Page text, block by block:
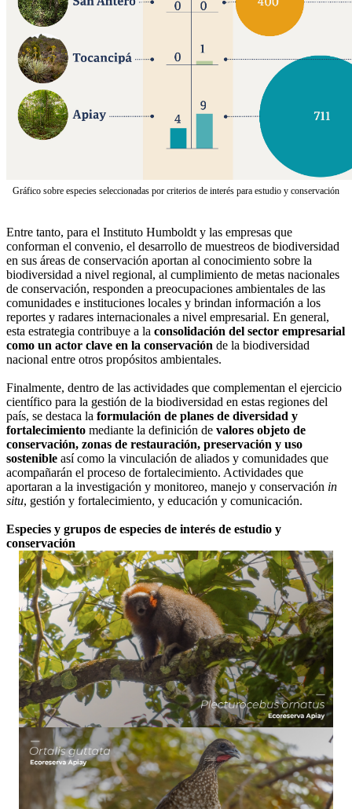
Gráfico sobre especies seleccionadas por criterios de interés para estudio y conservación
Entre tanto, para el Instituto Humboldt y las empresas que
conforman el convenio, el desarrollo de muestreos de biodiversidad
en sus áreas de conservación aportan al conocimiento sobre la
biodiversidad a nivel regional, al cumplimiento de metas nacionales
de conservación, responden a preocupaciones ambientales de las
comunidades e instituciones locales y brindan información a los
reportes y radares internacionales a nivel empresarial. En general,
esta estrategia contribuye a la consolidación del sector empresarial
como un actor clave en la conservación de la biodiversidad
nacional entre otros propósitos ambientales.
Finalmente, dentro de las actividades que complementan el ejercicio
científico para la gestión de la biodiversidad en estas regiones del
país, se destaca la formulación de planes de diversidad y
fortalecimiento mediante la definición de valores objeto de
conservación, zonas de restauración, preservación y uso
sostenible así como la vinculación de aliados y comunidades que
acompañarán el proceso de fortalecimiento. Actividades que
aportaran a la investigación y monitoreo, manejo y conservación in
situ, gestión y fortalecimiento, y educación y comunicación.
Especies y grupos de especies de interés de estudio y
conservación